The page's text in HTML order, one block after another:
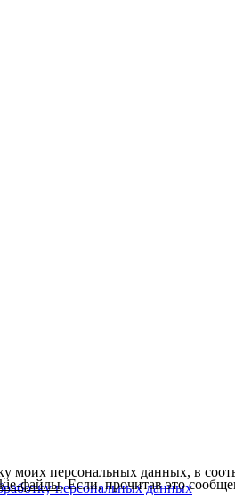
моих персональных данных, в
персональных данных
файлы. Если, прочитав это